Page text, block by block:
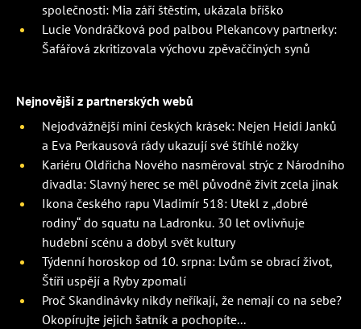
společnosti: Mia září štěstím, ukázala bříško
Lucie Vondráčková pod palbou Plekancovy partnerky:
Šafářová zkritizovala výchovu zpěvaččiných synů
Nejnovější z partnerských webů
Nejodvážnější mini českých krásek: Nejen Heidi Janků
a Eva Perkausová rády ukazují své štíhlé nožky
Kariéru Oldřicha Nového nasměroval strýc z Národního
divadla: Slavný herec se měl původně živit zcela jinak
Ikona českého rapu Vladimír 518: Utekl z „dobré
rodiny“ do squatu na Ladronku. 30 let ovlivňuje
hudební scénu a dobyl svět kultury
Týdenní horoskop od 10. srpna: Lvům se obrací život,
Štíři uspějí a Ryby zpomalí
Proč Skandinávky nikdy neříkají, že nemají co na sebe?
Okopírujte jejich šatník a pochopíte...